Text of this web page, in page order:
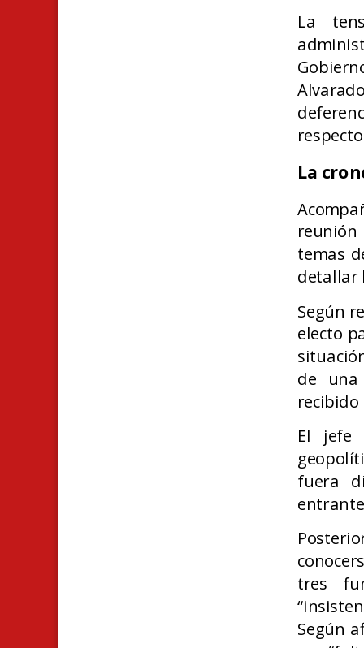
La
La
temas
detallar
Según
electo
de una
recibido
El jefe
fuera
tres
Según